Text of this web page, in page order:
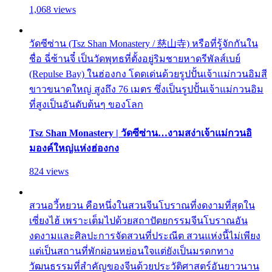
1,068 views
วัดซีซ่าน (Tsz Shan Monastery / 慈山寺) หรือที่รู้จักกันใน
ชื่อ ฉี่ซ้านจี๋ เป็นวัดพุทธที่ตั้งอยู่ริมชายหาดรีพัลส์เบย์
(Repulse Bay) ในฮ่องกง โดดเด่นด้วยรูปปั้นเจ้าแม่กวนอิมสี
ขาวขนาดใหญ่ สูงถึง 76 เมตร ซึ่งเป็นรูปปั้นเจ้าแม่กวนอิม
ที่สูงเป็นอันดับต้นๆ ของโลก
Tsz Shan Monastery | วัดซีซ่าน…งามสง่าเจ้าแม่กวนอิ
มองค์ใหญ่แห่งฮ่องกง
824 views
สวนอวี้หยวน คือหนึ่งในสวนจีนโบราณที่งดงามที่สุดใน
เซี่ยงไฮ้ เพราะเต็มไปด้วยสถาปัตยกรรมจีนโบราณอัน
งดงามและศิลปะการจัดสวนที่ประณีต สวนแห่งนี้ไม่เพียง
แต่เป็นสถานที่พักผ่อนหย่อนใจแต่ยังเป็นมรดกทาง
วัฒนธรรมที่สำคัญของจีนด้วยประวัติศาสตร์อันยาวนาน